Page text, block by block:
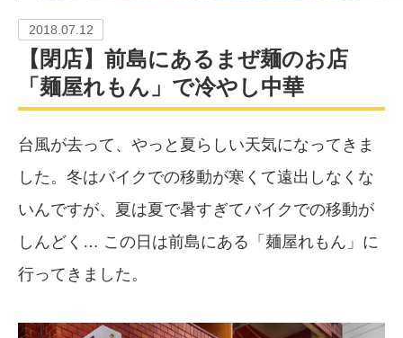
2018.07.12
【閉店】前島にあるまぜ麺のお店
「麺屋れもん」で冷やし中華
台風が去って、やっと夏らしい天気になってきま
した。冬はバイクでの移動が寒くて遠出しなくな
いんですが、夏は夏で暑すぎてバイクでの移動が
しんどく… この日は前島にある「麺屋れもん」に
行ってきました。